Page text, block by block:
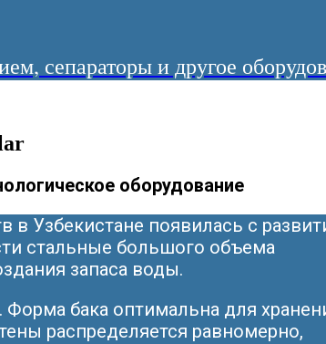
сепараторы и другое
оборудование
в Узбекистане появилась с
стальные большого объема
запаса воды.
бака оптимальна для
распределяется равномерно,